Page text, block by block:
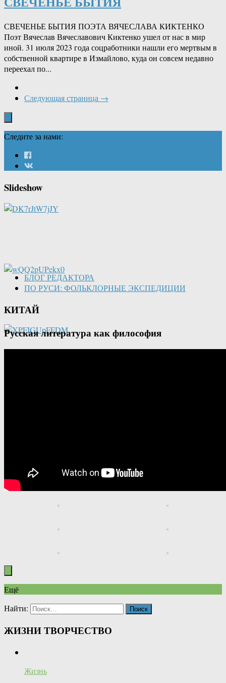
СВЕЧЕНЬЕ БЫТИЯ ПОЭТА ВЯЧЕСЛАВА КИКТЕНКО
Поэт Вячеслав Вячеславович Киктенко ушел от нас в мир
иной. 31 июля 2023 года соцработники нашли его мертвым в
собственной квартире в Измайлово, куда он совсем недавно
переехал по...
Следующая страница →
Следите за нами:
Slideshow
БЛОГ РЕДАКТОРА
ПО РУСИ: ФОЛЬКЛОРНЫЕ ЭКСПЕДИЦИИ
КИТАЙ
Русская литература как философия
Ещё
Найти:
ЖИЗНИ ТВОРЧЕСТВО
Жизнь